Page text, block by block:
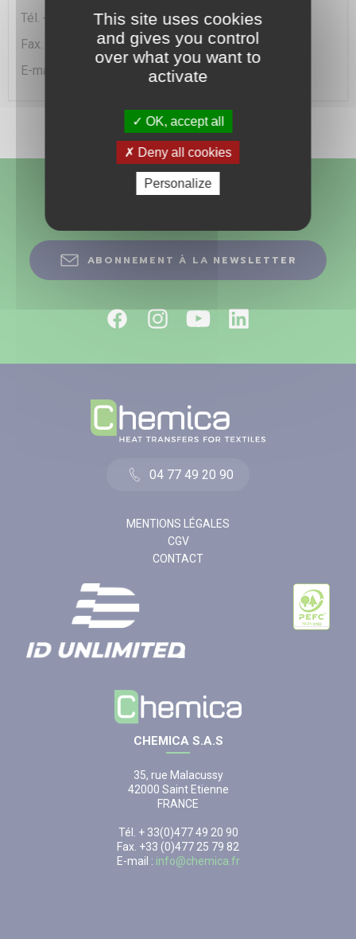
Tél. + 33(0)477 49 20 90
Fax. +33 (0)477 25 79 82
E-mail :
info@chemica.fr
ABONNEMENT À LA NEWSLETTER
04 77 49 20 90
MENTIONS LÉGALES
CGV
CONTACT
CHEMICA S.A.S
35, rue Malacussy
42000 Saint Etienne
FRANCE
Tél. + 33(0)477 49 20 90
Fax. +33 (0)477 25 79 82
E-mail : info@chemica.fr
This site uses cookies
and gives you control
over what you want to
activate
OK, accept all
Deny all cookies
Personalize